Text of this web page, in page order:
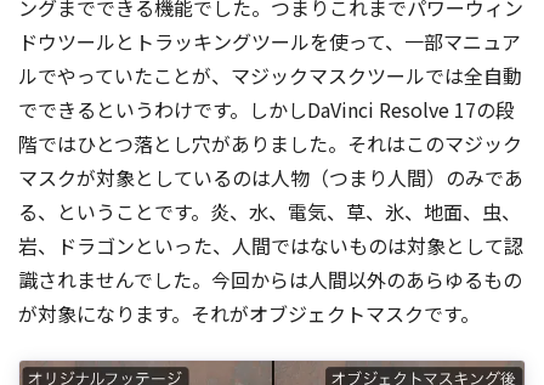
ングまでできる機能でした。つまりこれまでパワーウィン
ドウツールとトラッキングツールを使って、一部マニュア
ルでやっていたことが、マジックマスクツールでは全自動
でできるというわけです。しかしDaVinci Resolve 17の段
階ではひとつ落とし穴がありました。それはこのマジック
マスクが対象としているのは人物（つまり人間）のみであ
る、ということです。炎、水、電気、草、氷、地面、虫、
岩、ドラゴンといった、人間ではないものは対象として認
識されませんでした。今回からは人間以外のあらゆるもの
が対象になります。それがオブジェクトマスクです。